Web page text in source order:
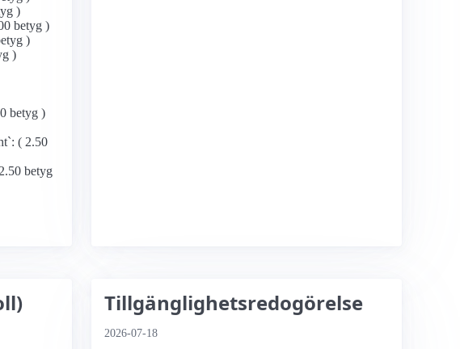
)
betyg )
)
)
betyg )
( 2.50
betyg
Tillgänglighetsredogörelse
2026-07-18